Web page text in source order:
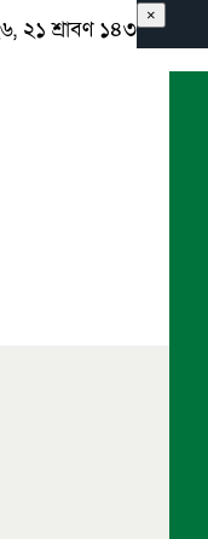
২১ শ্রাবণ ১৪৩৩
×